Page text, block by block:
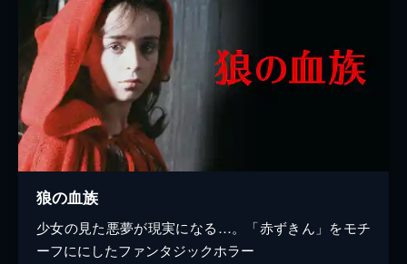
狼の血族
少女の見た悪夢が現実になる…。「赤ずきん」をモチ
ーフににしたファンタジックホラー